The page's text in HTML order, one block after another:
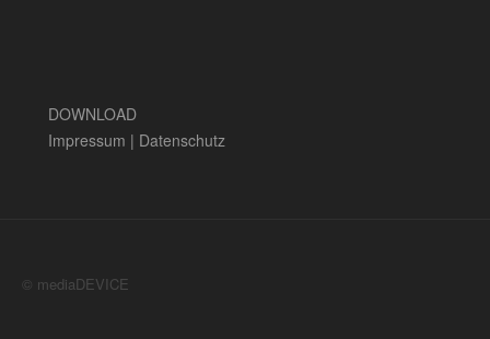
DOWNLOAD
Impressum | Datenschutz
© mediaDEVICE